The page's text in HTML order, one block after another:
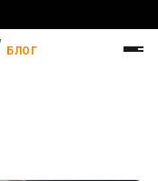
БЛОГ